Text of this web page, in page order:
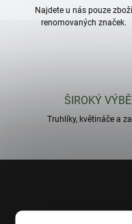
Najdete u nás pouze zboží
renomovaných značek.
ŠIROKÝ
Truhlíky, květináče a